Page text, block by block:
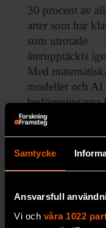
Samtycke
Ansvarsfull
Vi och våra 1022
30 procent av
arter som har
som utrotade
återupptäckts
Med
modeller och AI
bedömningarna
bättre precision.
PREMIUM
BIOLOGISK